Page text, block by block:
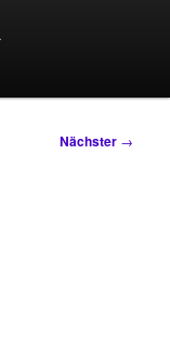
Nächster →